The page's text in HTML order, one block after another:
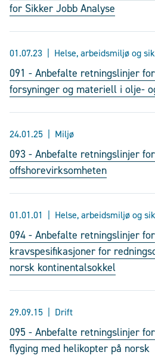
for Sikker Jobb Analyse
01.07.23 Helse, arbeidsmiljø og
091 - Anbefalte retningslinjer
forsyninger og materiell i olje-
24.01.25 Miljø
093 - Anbefalte retningslinjer
offshorevirksomheten
01.01.01 Helse, arbeidsmiljø og
094 - Anbefalte retningslinjer for
kravspesifikasjoner for
norsk kontinentalsokkel
29.09.15 Drift
095 - Anbefalte retningslinjer
flyging med helikopter på norsk